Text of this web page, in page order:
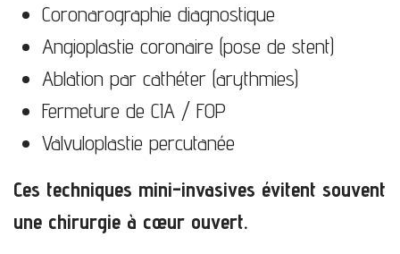
Coronarographie diagnostique
Angioplastie coronaire (pose de stent)
Ablation par cathéter (arythmies)
Fermeture de CIA / FOP
Valvuloplastie percutanée
Ces techniques mini-invasives évitent souvent
une chirurgie à cœur ouvert.